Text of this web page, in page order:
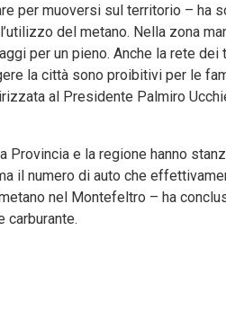
per muoversi sul territorio – ha
del metano. Nella zona
per un pieno. Anche la rete
la città sono proibitivi per le
al Presidente Palmiro
e la regione hanno
il numero di auto che
nel Montefeltro – ha
carburante.